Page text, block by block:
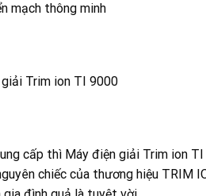
mạch thông minh
Trim ion TI 9000
cấp thì Máy điện giải Trim ion
chiếc của thương hiệu TRIM